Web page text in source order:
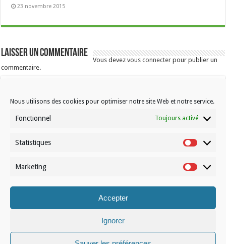
Nous utilisons des cookies pour optimiser notre site Web et notre service.
Fonctionnel Toujours activé
Statistiques
Marketing
Accepter
Ignorer
23 novembre 2015
Laisser un commentaire
Vous devezvous connecter pour publier un
commentaire.
Contactez-nous
Choisissez votre formule d’abonnement
Déclaration de confidentialité